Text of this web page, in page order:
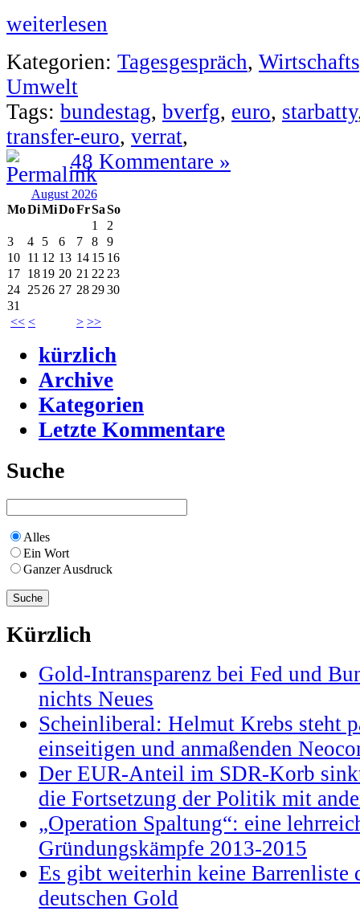
weiterlesen
Kategorien: Tagesgespräch,
Umwelt
Tags: bundestag, bverfg, euro, starbatty
transfer-euro, verrat,
48 Kommentare »
August 2026
MoDiMiDoFrSaSo
<< < > >>
1
2
3
4 5 6 7 8
9
10 11 12 13 14 15 16
17 1819 20 21 22 23
24 2526 27 28 2930
31
kürzlich
Archive
Kategorien
Letzte Kommentare
Suche
Alles
Ein Wort
Ganzer Ausdruck
Kürzlich
Gold-Intransparenz bei Fed und
nichts Neues
Scheinliberal: Helmut Krebs steht
einseitigen und anmaßenden
Der EUR-Anteil im SDR-Korb
die Fortsetzung der Politik mit
„Operation Spaltung“: eine
Gründungskämpfe 2013-2015
Es gibt weiterhin keine Barrenliste
deutschen Gold